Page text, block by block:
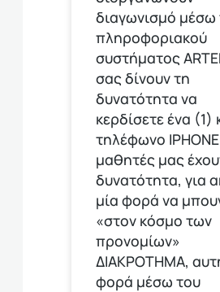
διαγωνισμό μέσω
πληροφοριακού
συστήματος
σας δίνουν τη
δυνατότητα να
κερδίσετε ένα (1)
τηλέφωνο ΙΡΗΟΝΕ
μαθητές μας
δυνατότητα, για
μία φορά να
«στον κόσμο των
προνομίων»
ΔΙΑΚΡΟΤΗΜΑ,
φορά μέσω του